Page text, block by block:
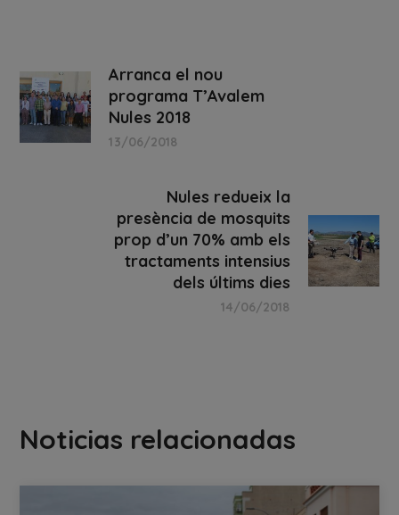
Arranca el nou
programa T’Avalem
Nules 2018
13/06/2018
Nules redueix la
presència de mosquits
prop d’un 70% amb els
tractaments intensius
dels últims dies
14/06/2018
Noticias relacionadas